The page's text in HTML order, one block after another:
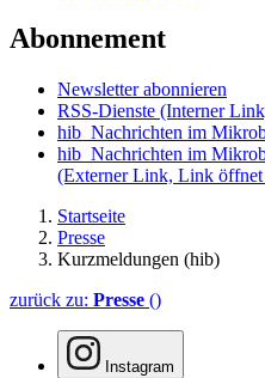
Abonnement
Newsletter abonnieren
RSS-Dienste (Interner
hib_Nachrichten im
hib_Nachrichten im
(Externer Link, Link öffnet
Startseite
Presse
Kurzmeldungen (hib)
zurück zu: Presse ()
Instagram